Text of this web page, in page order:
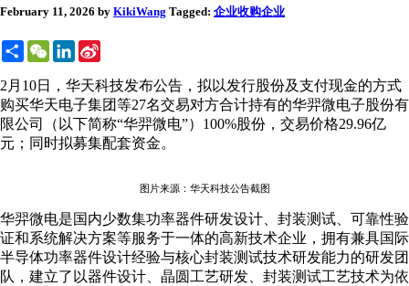
February 11, 2026 by KikiWang Tagged: 企业收购企业
ShareWeChatLinkedIn
2月10日，华天科技发布公告，拟以发行股份及支付现金的方式
购买华天电子集团等27名交易对方合计持有的华羿微电子股份有
限公司（以下简称“华羿微电”）100%股份，交易价格29.96亿
元；同时拟募集配套资金。
图片来源：华天科技公告截图
华羿微电是国内少数集功率器件研发设计、封装测试、可靠性验
证和系统解决方案等服务于一体的高新技术企业，拥有兼具国际
半导体功率器件设计经验与核心封装测试技术研发能力的研发团
队，建立了以器件设计、晶圆工艺研发、封装测试工艺技术为依